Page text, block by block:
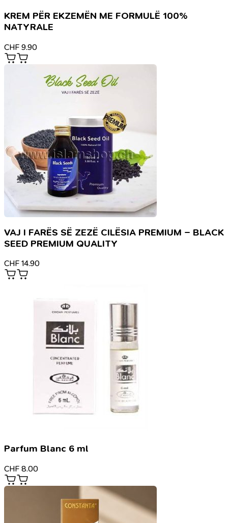
KREM PËR EKZEMËN ME FORMULË 100%
NATYRALE
CHF 9.90
VAJ I FARËS SË ZEZË CILËSIA PREMIUM – BLACK
SEED PREMIUM QUALITY
CHF 14.90
Parfum Blanc 6 ml
CHF 8.00